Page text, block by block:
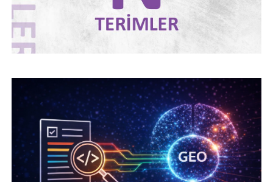
E-TICARET HUKUKU: TEMEL YASAL
DÜZENLEMELER | MAGNA DIJITAL